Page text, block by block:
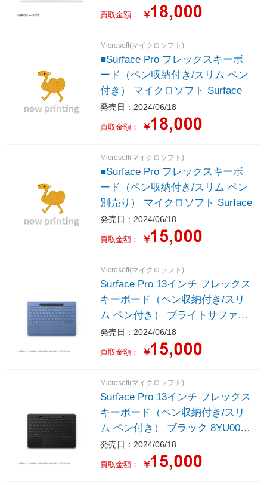
買取金額： ￥
Microsoft(マイクロソフト)
■Surface Pro フレックスキーボ
ード（ペン収納付き/スリム ペン
付き） マイクロソフト Surface
発売日：2024/06/18
買取金額： ￥
Microsoft(マイクロソフト)
■Surface Pro フレックスキーボ
ード（ペン収納付き/スリム ペン
別売り） マイクロソフト Surface
発売日：2024/06/18
買取金額： ￥
Microsoft(マイクロソフト)
Surface Pro 13インチ フレックス
キーボード（ペン収納付き/スリ
ム ペン付き） ブライトサファイ
ア 8YU00029
発売日：2024/06/18
買取金額： ￥
Microsoft(マイクロソフト)
Surface Pro 13インチ フレックス
キーボード（ペン収納付き/スリ
ム ペン付き） ブラック 8YU0002
2
発売日：2024/06/18
買取金額： ￥